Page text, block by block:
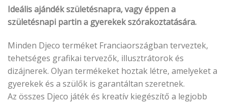
Ideális ajándék születésnapra, vagy éppen a
születésnapi partin a gyerekek szórakoztatására.
Minden Djeco terméket Franciaországban terveztek,
tehetséges grafikai tervezők, illusztrátorok és
dizájnerek. Olyan termékeket hoztak létre, amelyeket a
gyerekek és a szülők is garantáltan szeretnek.
Az összes Djeco játék és kreatív kiegészítő a legjobb